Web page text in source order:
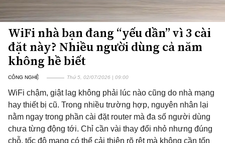
WiFi nhà bạn đang “yếu dần” vì 3 cài
đặt này? Nhiều người dùng cả năm
không hề biết
CÔNG NGHỆ Thứ 5, 02/07/2026 | 09:00
WiFi chậm, giật lag không phải lúc nào cũng do nhà mạng
hay thiết bị cũ. Trong nhiều trường hợp, nguyên nhân lại
nằm ngay trong phần cài đặt router mà đa số người dùng
chưa từng động tới. Chỉ cần vài thay đổi nhỏ nhưng đúng
chỗ, tốc độ mạng có thể cải thiện rõ rệt mà không cần tốn